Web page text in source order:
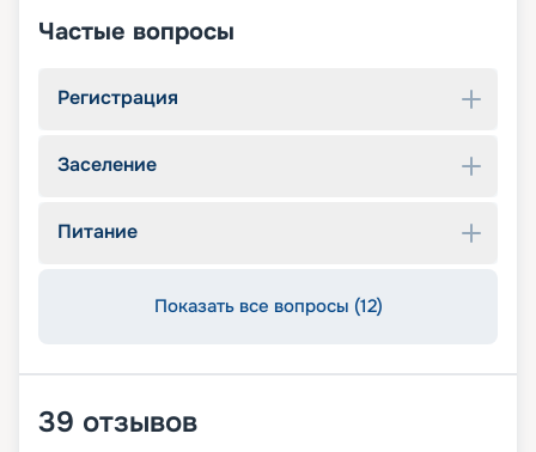
Частые вопросы
Регистрация
Заселение
Питание
Показать все вопросы (12)
39 отзывов